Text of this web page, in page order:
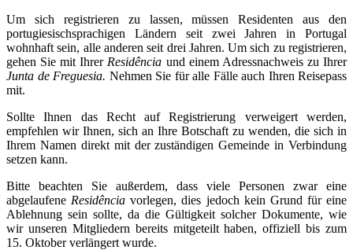
Um sich registrieren zu lassen, müssen Residenten aus den
portugiesischsprachigen Ländern seit zwei Jahren in Portugal
wohnhaft sein, alle anderen seit drei Jahren. Um sich zu registrieren,
gehen Sie mit Ihrer Residência und einem Adressnachweis zu Ihrer
Junta de Freguesia. Nehmen Sie für alle Fälle auch Ihren Reisepass
mit.
Sollte Ihnen das Recht auf Registrierung verweigert werden,
empfehlen wir Ihnen, sich an Ihre Botschaft zu wenden, die sich in
Ihrem Namen direkt mit der zuständigen Gemeinde in Verbindung
setzen kann.
Bitte beachten Sie außerdem, dass viele Personen zwar eine
abgelaufene Residência vorlegen, dies jedoch kein Grund für eine
Ablehnung sein sollte, da die Gültigkeit solcher Dokumente, wie
wir unseren Mitgliedern bereits mitgeteilt haben, offiziell bis zum
15. Oktober verlängert wurde.